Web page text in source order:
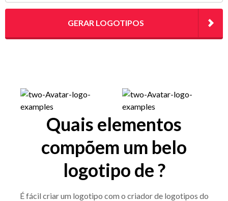
GERAR LOGOTIPOS
Quais elementos
compõem um belo
logotipo de ?
É fácil criar um logotipo com o criador de logotipos do